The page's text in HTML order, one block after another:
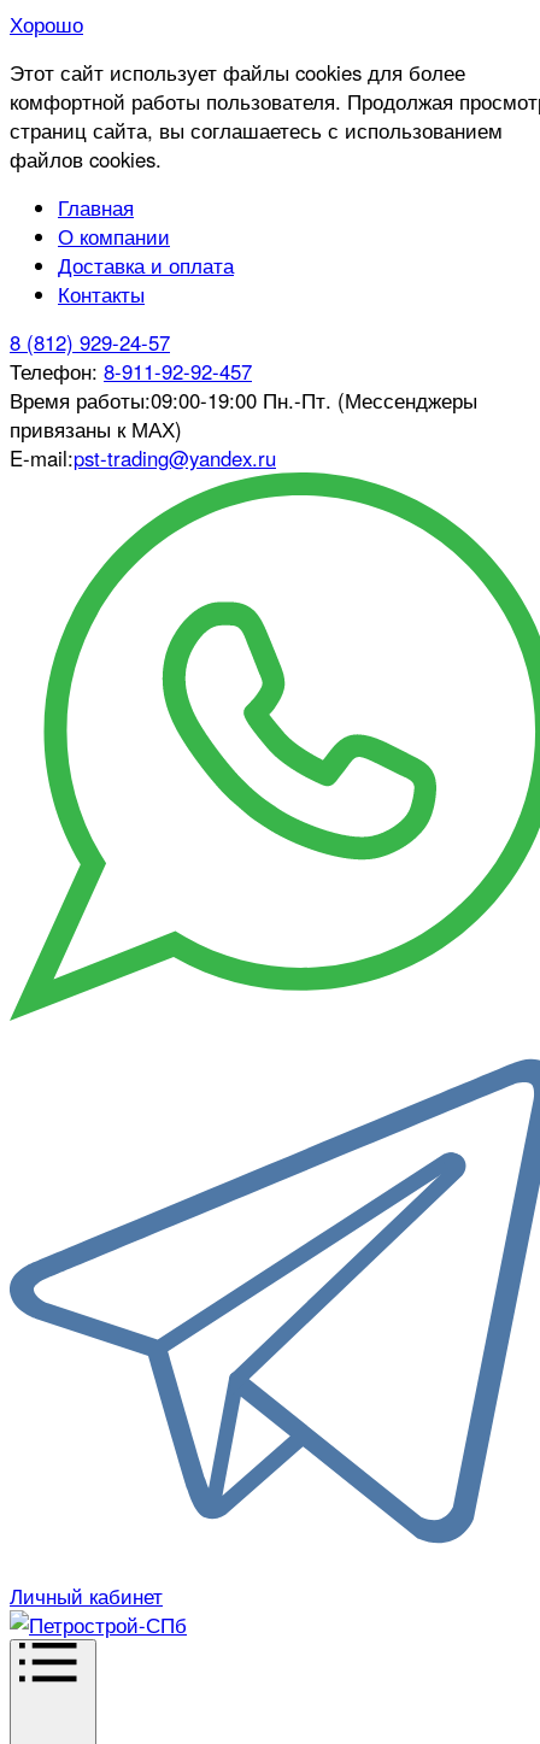
Хорошо
Этот сайт использует файлы cookies для более
комфортной работы пользователя. Продолжая
страниц сайта, вы соглашаетесь с использованием
файлов cookies.
Главная
О компании
Доставка и оплата
Контакты
8 (812) 929-24-57
Телефон: 8-911-92-92-457
Время работы:09:00-19:00 Пн.-Пт. (Мессенджеры
привязаны к МАХ)
E-mail:pst-trading@yandex.ru
Личный кабинет